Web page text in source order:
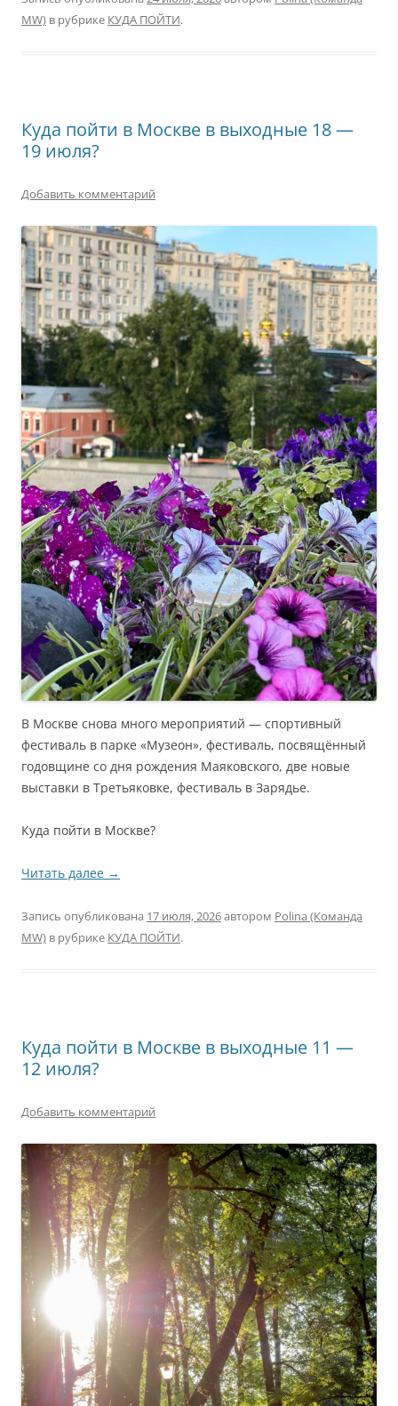
MW) в рубрике КУДА ПОЙТИ.
Куда пойти в Москве в выходные 18 —
19 июля?
Добавить комментарий
В Москве снова много мероприятий — спортивный
фестиваль в парке «Музеон», фестиваль, посвящённый
годовщине со дня рождения Маяковского, две новые
выставки в Третьяковке, фестиваль в Зарядье.
Куда пойти в Москве?
Читать далее →
Запись опубликована 17 июля, 2026автором Polina (Команда
MW) в рубрике КУДА ПОЙТИ.
Куда пойти в Москве в выходные 11 —
12 июля?
Добавить комментарий